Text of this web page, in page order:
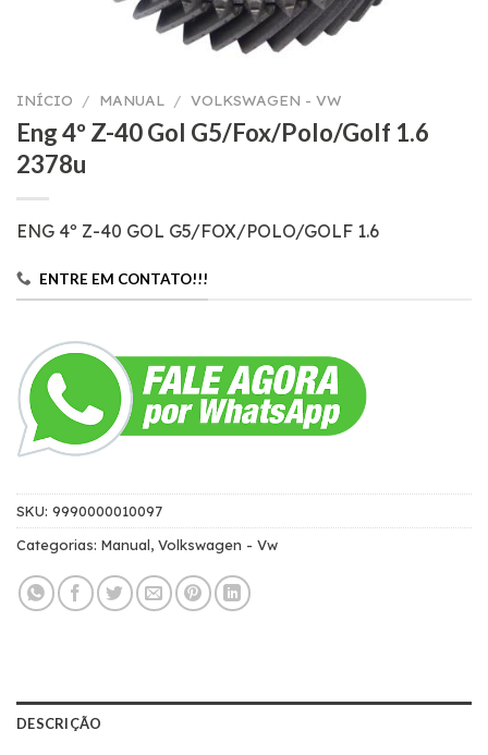
INÍCIO / MANUAL / VOLKSWAGEN - VW
Eng 4º Z-40 Gol G5/Fox/Polo/Golf 1.6
2378u
ENG 4º Z-40 GOL G5/FOX/POLO/GOLF 1.6
ENTRE EM CONTATO!!!
SKU: 9990000010097
Categorias: Manual, Volkswagen - Vw
DESCRIÇÃO